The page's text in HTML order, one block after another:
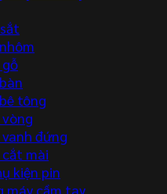
tông
đứng
cắt mài
kiện pin
máy cầm tay